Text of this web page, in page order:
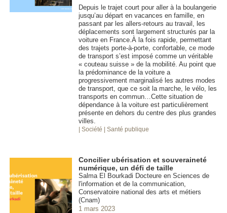
Depuis le trajet court pour aller à la boulangerie
jusqu’au départ en vacances en famille, en
passant par les allers-retours au travail, les
déplacements sont largement structurés par la
voiture en France.À la fois rapide, permettant
des trajets porte-à-porte, confortable, ce mode
de transport s’est imposé comme un véritable
« couteau suisse » de la mobilité. Au point que
la prédominance de la voiture a
progressivement marginalisé les autres modes
de transport, que ce soit la marche, le vélo, les
transports en commun…Cette situation de
dépendance à la voiture est particulièrement
présente en dehors du centre des plus grandes
villes.
| Société | Santé publique
Concilier ubérisation et souveraineté
numérique, un défi de taille
Salma El Bourkadi Docteure en Sciences de
l'information et de la communication,
Conservatoire national des arts et métiers
(Cnam)
1 mars 2023